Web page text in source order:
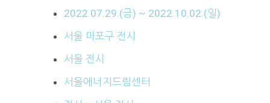
2022.07.29.(금) ~ 2022.10.02.(일)
서울 마포구 전시
서울 전시
서울에너지드림센터